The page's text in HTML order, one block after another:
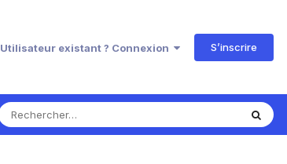
Utilisateur existant ? Connexion S’inscrire